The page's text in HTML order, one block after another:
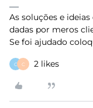
As soluções e
dadas por meros
Se foi ajudado
C C 2 likes